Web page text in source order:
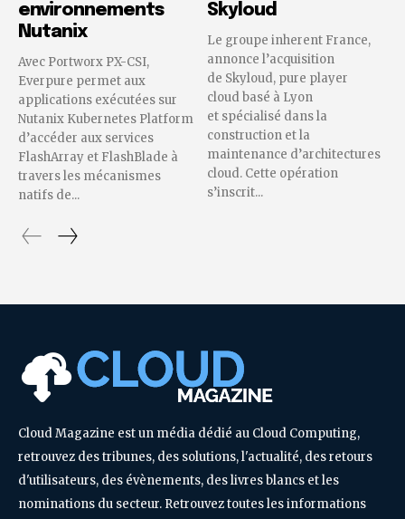
environnements
Nutanix
Avec Portworx PX-CSI,
Everpure permet aux
applications exécutées sur
Nutanix Kubernetes Platform
d’accéder aux services
FlashArray et FlashBlade à
travers les mécanismes
natifs de...
Skyloud
Le groupe inherent France,
annonce l’acquisition
de Skyloud, pure player
cloud basé à Lyon
et spécialisé dans la
construction et la
maintenance d’architectures
cloud. Cette opération
s’inscrit...
Cloud Magazine est un média dédié au Cloud Computing,
retrouvez des tribunes, des solutions, l'actualité, des retours
d'utilisateurs, des évènements, des livres blancs et les
nominations du secteur. Retrouvez toutes les informations